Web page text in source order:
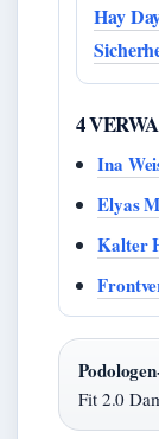
Hay
4
Ina
Elyas
Kalter
Fit 2.0